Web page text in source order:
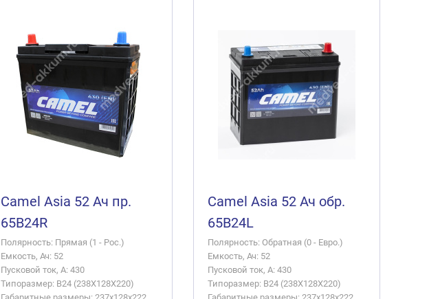
Camel Asia 52 Ач пр.
65B24R
Полярность: Прямая (1 - Рос.)
Емкость, Ач: 52
Пусковой ток, А: 430
Типоразмер: B24 (238X128X220)
Camel Asia 52 Ач обр.
65B24L
Полярность: Обратная (0 - Евро.)
Емкость, Ач: 52
Пусковой ток, А: 430
Типоразмер: B24 (238X128X220)